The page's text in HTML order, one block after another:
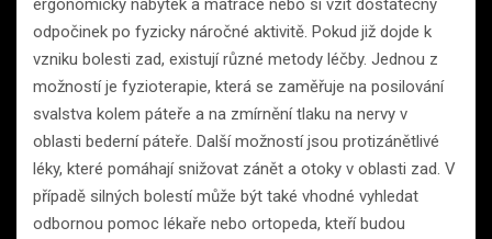
odpočinek po fyzicky náročné aktivitě. Pokud již dojde k
vzniku bolesti zad, existují různé metody léčby. Jednou z
možností je fyzioterapie, která se zaměřuje na posilování
svalstva kolem páteře a na zmírnění tlaku na nervy v
oblasti bederní páteře. Další možností jsou protizánětlivé
léky, které pomáhají snižovat zánět a otoky v oblasti zad. V
případě silných bolestí může být také vhodné vyhledat
odbornou pomoc lékaře nebo ortopeda, kteří budou